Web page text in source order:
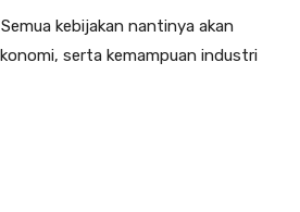
kebijakan nantinya akan
serta kemampuan industri